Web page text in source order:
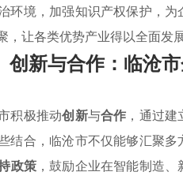
环境，加强知识产权保护，
，让各类优势产业得以全面发
创新与合作：临沧
积极推动创新与合作 ，通过
结合，临沧市不仅能够汇聚
政策，鼓励企业在智能制造